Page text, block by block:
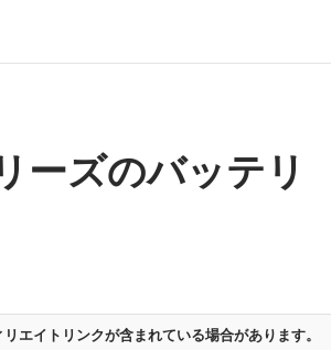
ーズのバッテリ
リエイトリンクが含まれている場合があります。